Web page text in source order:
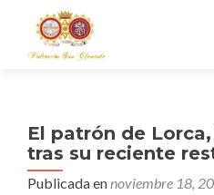
El patrón de
tras su reciente
Publicada ennoviembre 18,